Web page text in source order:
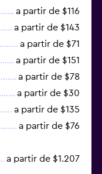
a partir de $116
a partir de $143
a partir de $71
a partir de $151
a partir de $78
a partir de $30
a partir de $135
a partir de $76
a partir de $1.207